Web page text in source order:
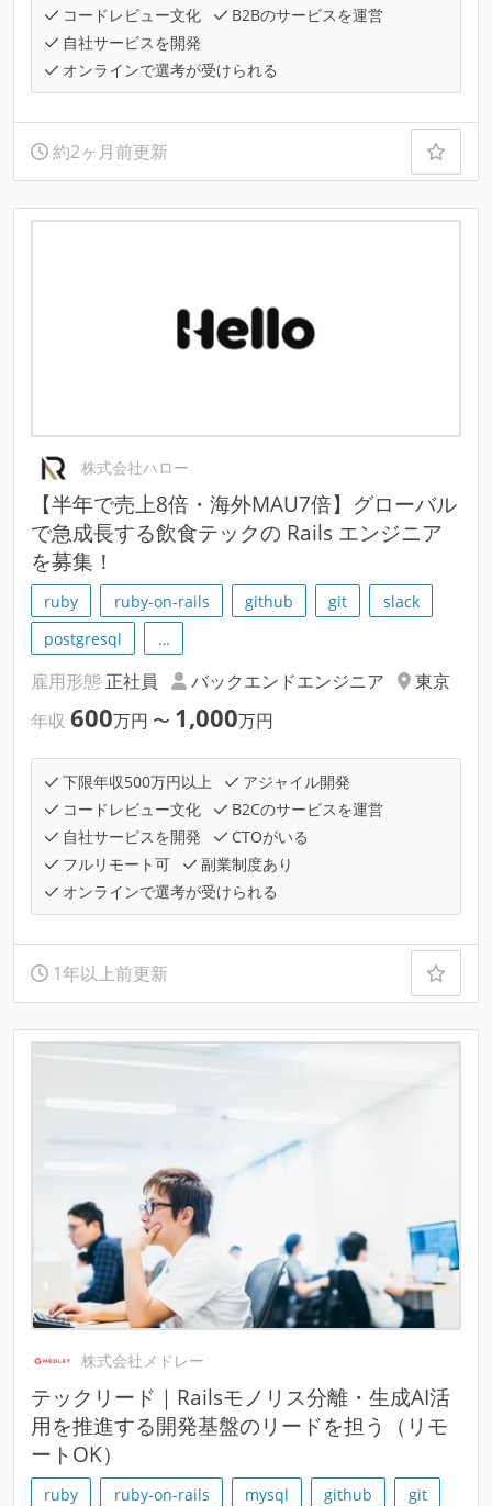
コードレビュー文化
B2Bのサービスを運営
自社サービスを開発
オンラインで選考が受けられる
約2ヶ月前更新
株式会社ハロー
【半年で売上8倍・海外MAU7倍】グローバル
で急成長する飲食テックの Rails エンジニア
を募集！
ruby ruby-on-rails github git
slack
postgresql
…
雇用形態 正社員 バックエンドエンジニア
東京
年収 600万円 〜 1,000万円
下限年収500万円以上
アジャイル開発
コードレビュー文化
B2Cのサービスを運営
自社サービスを開発
CTOがいる
フルリモート可
副業制度あり
オンラインで選考が受けられる
1年以上前更新
株式会社メドレー
テックリード｜Railsモノリス分離・生成AI活
用を推進する開発基盤のリードを担う（リモ
ートOK）
ruby ruby-on-rails mysql github
git